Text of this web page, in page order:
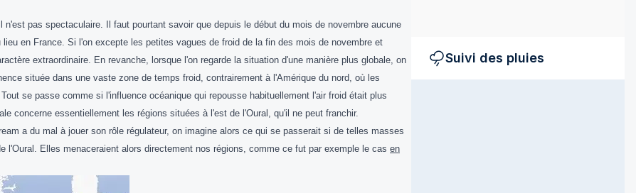
n'est pas spectaculaire. Il faut pourtant savoir que depuis le début du mois de novembre aucune
en France. Si l'on excepte les petites vagues de froid de la fin des mois de novembre et
extraordinaire. En revanche, lorsque l'on regarde la situation d'une manière plus globale, on
située dans une vaste zone de temps froid, contrairement à l'Amérique du nord, où les
se passe comme si l'influence océanique qui repousse habituellement l'air froid était plus
concerne essentiellement les régions situées à l'est de l'Oural, qu'il ne peut franchir.
a du mal à jouer son rôle régulateur, on imagine alors ce qui se passerait si de telles masses
l'Oural. Elles menaceraient alors directement nos régions, comme ce fut par exemple le cas en
Suivi des pluies